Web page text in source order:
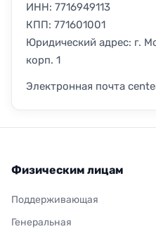
ИНН: 7716949113
КПП: 771601001
Юридический адрес: г.
корп. 1
Электронная почта
Физическим лицам
Поддерживающая
Генеральная